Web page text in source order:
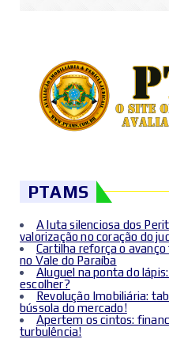
PTAMS
A luta silenciosa dos
valorização no coração do
Cartilha reforça o
no Vale do Paraíba
Aluguel na ponta do
escolher?
Revolução Imobiliária:
bússola do mercado!
Apertem os cintos:
turbulência!